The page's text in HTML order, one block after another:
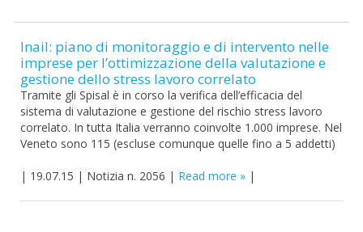
Inail: piano di monitoraggio e di intervento nelle
imprese per l’ottimizzazione della valutazione e
gestione dello stress lavoro correlato
Tramite gli Spisal è in corso la verifica dell’efficacia del
sistema di valutazione e gestione del rischio stress lavoro
correlato. In tutta Italia verranno coinvolte 1.000 imprese. Nel
Veneto sono 115 (escluse comunque quelle fino a 5 addetti)
| 19.07.15 | Notizia n. 2056 | Read more |